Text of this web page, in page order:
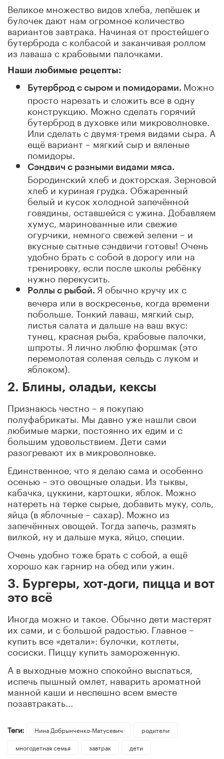
Великое множество видов хлеба, лепёшек и
булочек дают нам огромное количество
вариантов завтрака. Начиная от простейшего
бутерброда с колбасой и заканчивая роллом
из лаваша с крабовыми палочками.
Наши любимые рецепты:
Бутерброд с сыром и помидорами. Можно
просто нарезать и сложить все в одну
конструкцию. Можно сделать горячий
бутерброд в духовке или микроволновке.
Или сделать с двумя-тремя видами сыра. А
ещё вариант – мягкий сыр и вяленые
помидоры.
Сэндвич с разными видами мяса.
Бородинский хлеб и докторская. Зерновой
хлеб и куриная грудка. Обжаренный
белый и кусок холодной запечённой
говядины, оставшейся с ужина. Добавляем
хумус, маринованные или свежие
огурчики, немного свежей зелени – и
вкусные сытные сэндвичи готовы! Очень
удобно брать с собой в дорогу или на
тренировку, если после школы ребёнку
нужно перекусить.
Роллы с рыбой. Я обычно кручу их с
вечера или в воскресенье, когда времени
побольше. Тонкий лаваш, мягкий сыр,
листья салата и дальше на ваш вкус:
тунец, красная рыба, крабовые палочки,
шпроты. Я лично люблю форшмак (это
перемолотая соленая сельдь с луком и
яблоком).
2. Блины, оладьи, кексы
Признаюсь честно – я покупаю
полуфабрикаты. Мы давно уже нашли свои
любимые марки, постоянно их едим и с
большим удовольствием. Дети сами
разогревают их в микроволновке.
Единственное, что я делаю сама и особенно
осенью – это овощные оладьи. Из тыквы,
кабачка, цуккини, картошки, яблок. Можно
натереть на терке сырые, добавить муку, соль,
яйца (в яблочные – сахар). Можно из
запечённых овощей. Тогда запечь, размять
вилкой, ну и дальше мука, яйцо, специи.
Очень удобно тоже брать с собой, а ещё
хорошо как гарнир на обед или ужин.
3. Бургеры, хот-доги, пицца и вот
это всё
Иногда можно и такое. Обычно дети мастерят
их сами, и с большой радостью. Главное –
купить все «детали»: булочки, котлеты,
сосиски. Пиццу купить замороженную.
А в выходные можно спокойно выспаться,
испечь пышный омлет, наварить ароматной
манной каши и неспешно всем вместе
позавтракать...
Теги: Нина Добрынченко-Матусевич
родители
многодетная семья
завтрак дети